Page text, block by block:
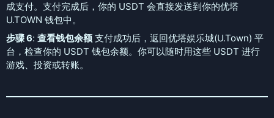
成支付。支付完成后，你的 USDT 会直接发送到你的优塔
U.TOWN 钱包中。
步骤 6: 查看钱包余额 支付成功后，返回优塔娱乐城(U.Town) 平
台，检查你的 USDT 钱包余额。你可以随时用这些 USDT 进行
游戏、投资或转账。